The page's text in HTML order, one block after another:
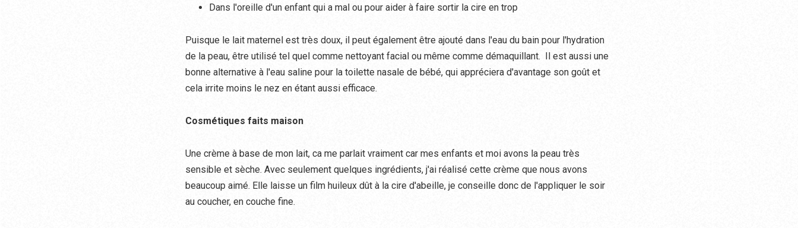
Dans l'oreille d'un enfant qui a mal ou pour aider à faire sortir la cire en trop
Puisque le lait maternel est très doux, il peut également être ajouté dans l'eau du bain pour l'hydration
de la peau, être utilisé tel quel comme nettoyant facial ou même comme démaquillant. Il est aussi une
bonne alternative à l'eau saline pour la toilette nasale de bébé, qui appréciera d'avantage son goût et
cela irrite moins le nez en étant aussi efficace.
Cosmétiques faits maison
Une crème à base de mon lait, ca me parlait vraiment car mes enfants et moi avons la peau très
sensible et sèche. Avec seulement quelques ingrédients, j'ai réalisé cette crème que nous avons
beaucoup aimé. Elle laisse un film huileux dût à la cire d'abeille, je conseille donc de l'appliquer le soir
au coucher, en couche fine.